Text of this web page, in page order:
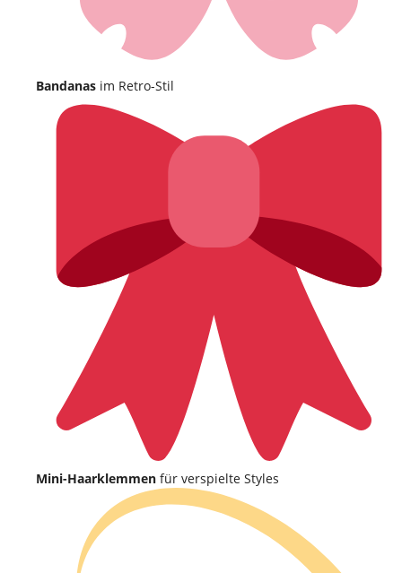
Bandanas im Retro-Stil
Mini-Haarklemmen für verspielte Styles